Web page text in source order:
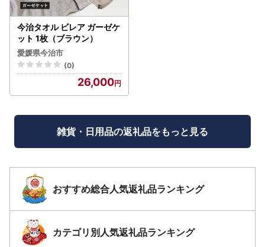
今治タオル ビレア ガーゼケ
ット 1枚（ブラウン）
愛媛県今治市
(0)
26,000
雑貨・日用品の返礼品をもっと見る
おすすめ総合人気返礼品ランキング
カテゴリ別人気返礼品ランキング